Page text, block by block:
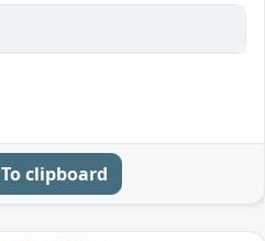
To clipboard